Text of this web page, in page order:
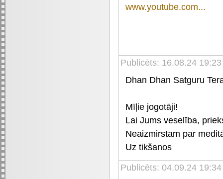
www.youtube.com...
Publicēts: 16.08.24 19:23
Dhan Dhan Satguru
Mīļie jogotāji!
Lai Jums veselība,
Neaizmirstam par
Uz tikšanos
Publicēts: 04.09.24 19:34